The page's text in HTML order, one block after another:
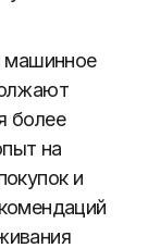
машинное
более
на
и